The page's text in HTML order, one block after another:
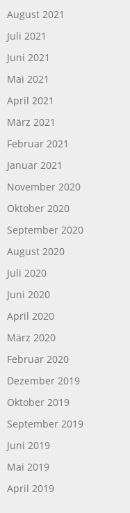
August 2021
Juli 2021
Juni 2021
Mai 2021
April 2021
März 2021
Februar 2021
Januar 2021
November 2020
Oktober 2020
September 2020
August 2020
Juli 2020
Juni 2020
April 2020
März 2020
Februar 2020
Dezember 2019
Oktober 2019
September 2019
Juni 2019
Mai 2019
April 2019